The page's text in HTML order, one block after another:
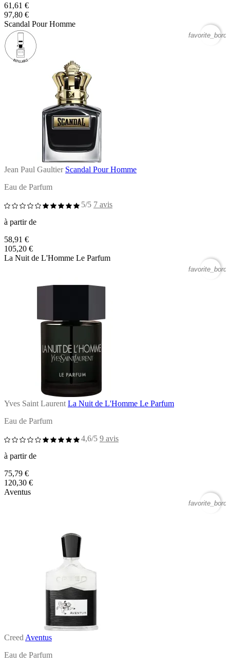
61,61 €
97,80 €
Scandal Pour Homme
Jean Paul Gaultier Scandal Pour Homme
Eau de Parfum
5/5 7 avis
à partir de
58,91 €
105,20 €
La Nuit de L'Homme Le Parfum
Yves Saint Laurent La Nuit de L'Homme Le Parfum
Eau de Parfum
4,6/5 9 avis
à partir de
75,79 €
120,30 €
Aventus
Creed Aventus
Eau de Parfum